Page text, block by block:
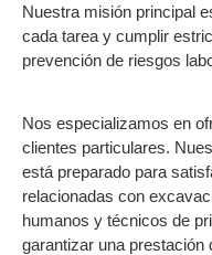
Nuestra misión principal
cada tarea y cumplir
prevención de riesgos
Nos especializamos en
clientes particulares.
está preparado para
relacionadas con
humanos y técnicos de
garantizar una